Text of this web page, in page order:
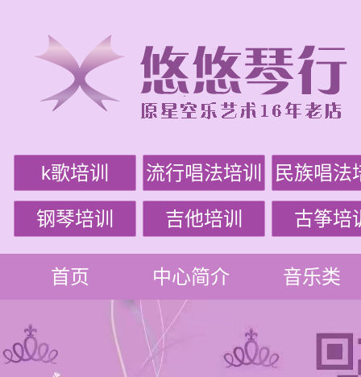
k歌培训 流行唱法培训 民族唱法
钢琴培训 吉他培训 古筝培
首页 中心简介 音乐类